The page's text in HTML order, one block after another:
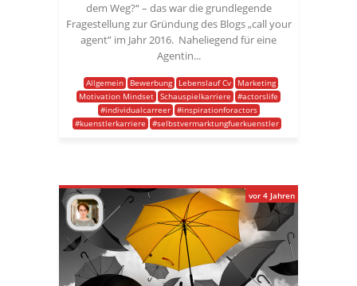
dem Weg?“ – das war die grundlegende
Fragestellung zur Gründung des Blogs „call your
agent” im Jahr 2016. Naheliegend für eine
Agentin...
Allgemein Bewerbung Lebenslauf Cv
Marketing
Motivation Mindset Schauspielkarriere
#actorslife
#individualcarreer
#inspirationforactors
#kuenstlerkarriere
#selbstvermarktungfuerkuenstler
vor 4 Jahren